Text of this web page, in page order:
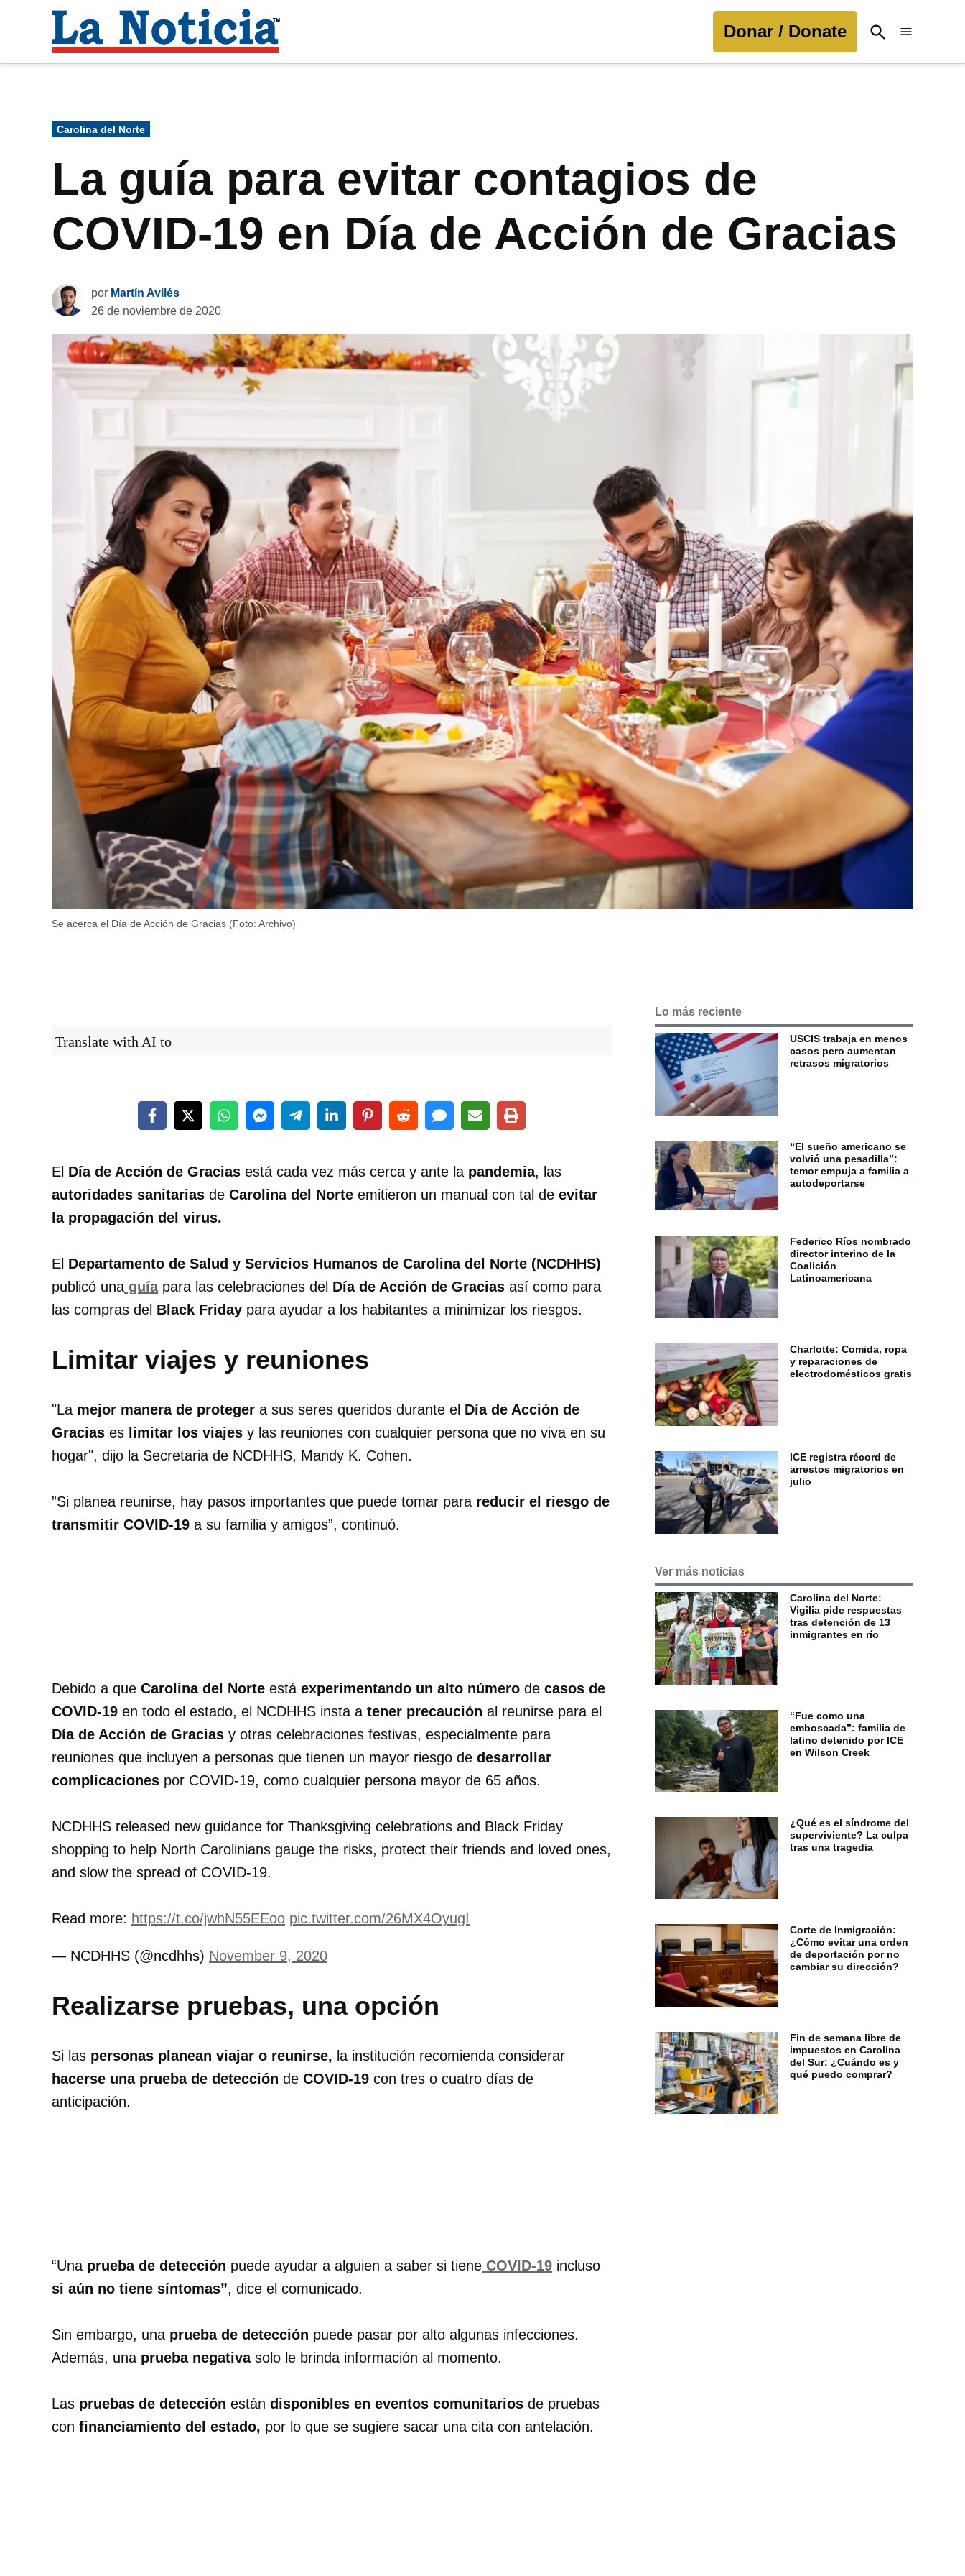
contenido
Noticia
Donar / Donate
Open
Search
Publicado
en
Carolina del Norte
La guía para evitar contagios de
COVID-19 en Día de Acción de Gracias
por Martín Avilés
26 de noviembre de 2020
Se acerca el Día de Acción de Gracias (Foto: Archivo)
Translate with AI to
El Día de Acción de Gracias está cada vez más cerca y ante la pandemia, las
autoridades sanitarias de Carolina del Norte emitieron un manual con tal de evitar
la propagación del virus.
El Departamento de Salud y Servicios Humanos de Carolina del Norte (NCDHHS)
publicó una guíapara las celebraciones del Día de Acción de Gracias así como para
las compras del Black Friday para ayudar a los habitantes a minimizar los riesgos.
Limitar viajes y reuniones
"La mejor manera de proteger a sus seres queridos durante el Día de Acción de
Gracias es limitar los viajes y las reuniones con cualquier persona que no viva en su
hogar", dijo la Secretaria de NCDHHS, Mandy K. Cohen.
”Si planea reunirse, hay pasos importantes que puede tomar para reducir el riesgo de
transmitir COVID-19 a su familia y amigos”, continuó.
Debido a que Carolina del Norte está experimentando un alto número de casos de
COVID-19 en todo el estado, el NCDHHS insta a tener precaución al reunirse para el
Día de Acción de Gracias y otras celebraciones festivas, especialmente para
reuniones que incluyen a personas que tienen un mayor riesgo de desarrollar
complicaciones por COVID-19, como cualquier persona mayor de 65 años.
NCDHHS released new guidance for Thanksgiving celebrations and Black Friday
shopping to help North Carolinians gauge the risks, protect their friends and loved ones,
and slow the spread of COVID-19.
Read more: https://t.co/jwhN55EEoo pic.twitter.com/26MX4OyugI
— NCDHHS (@ncdhhs) November 9, 2020
Realizarse pruebas, una opción
Si las personas planean viajar o reunirse, la institución recomienda considerar
hacerse una prueba de detección de COVID-19 con tres o cuatro días de
anticipación.
“Una prueba de detección puede ayudar a alguien a saber si tiene COVID-19 incluso
si aún no tiene síntomas”, dice el comunicado.
Sin embargo, una prueba de detección puede pasar por alto algunas infecciones.
Además, una prueba negativasolo le brinda información al momento.
Las pruebas de detección están disponibles en eventos comunitarios de pruebas
con financiamiento del estado, por lo que se sugiere sacar una cita con antelación.
Lo más reciente
USCIS trabaja en menos
casos pero aumentan
retrasos migratorios
“El sueño americano se
volvió una pesadilla”:
temor empuja a familia a
autodeportarse
Federico Ríos nombrado
director interino de la
Coalición
Latinoamericana
Charlotte: Comida, ropa
y reparaciones de
electrodomésticos gratis
ICE registra récord de
arrestos migratorios en
julio
Ver más noticias
Carolina del Norte:
Vigilia pide respuestas
tras detención de 13
inmigrantes en río
“Fue como una
emboscada”: familia de
latino detenido por ICE
en Wilson Creek
¿Qué es el síndrome del
superviviente? La culpa
tras una tragedia
Corte de Inmigración:
¿Cómo evitar una orden
de deportación por no
cambiar su dirección?
Fin de semana libre de
impuestos en Carolina
del Sur: ¿Cuándo es y
qué puedo comprar?